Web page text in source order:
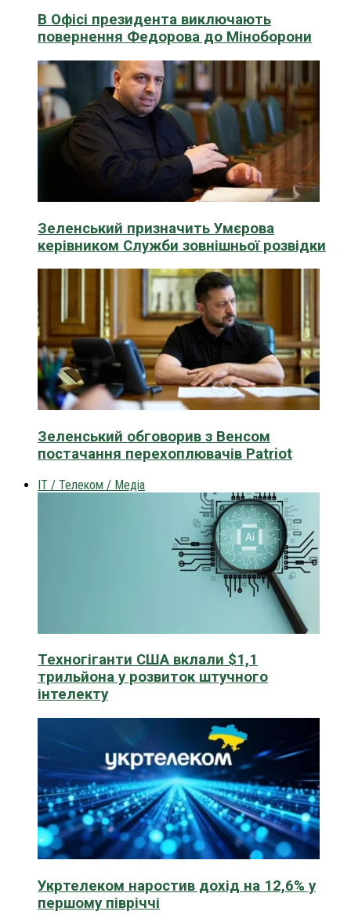
В Офісі президента виключають
повернення Федорова до Міноборони
Зеленський призначить Умєрова
керівником Служби зовнішньої розвідки
Зеленський обговорив з Венсом
постачання перехоплювачів Patriot
IT / Телеком / Медіа
Техногіганти США вклали $1,1
трильйона у розвиток штучного
інтелекту
Укртелеком наростив дохід на 12,6% у
першому півріччі